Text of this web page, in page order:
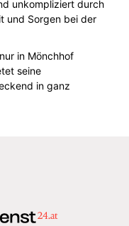
unkompliziert durch
und Sorgen bei der
in Mönchhof
seine
in ganz